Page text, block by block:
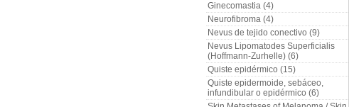
Ginecomastia (4)
Neurofibroma (4)
Nevus de tejido conectivo (9)
Nevus Lipomatodes Superficialis
(Hoffmann-Zurhelle) (6)
Quiste epidérmico (15)
Quiste epidermoide, sebáceo,
infundibular o epidérmico (6)